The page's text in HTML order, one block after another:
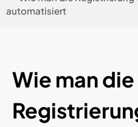
automatisiert
Wie man die